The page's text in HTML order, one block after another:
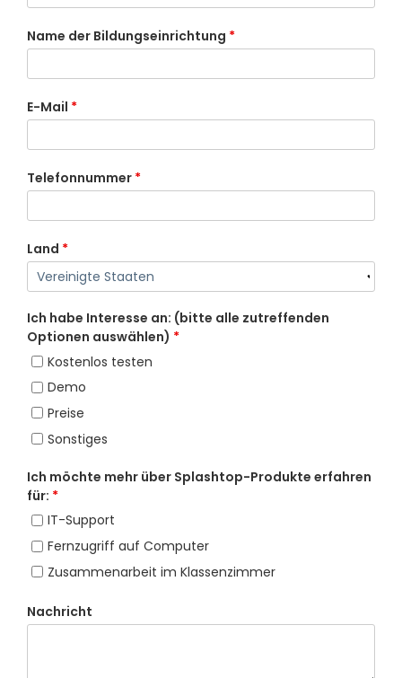
Name der Bildungseinrichtung *
E-Mail *
Telefonnummer *
Land *
Ich habe Interesse an: (bitte alle zutreffenden
Optionen auswählen) *
Kostenlos testen
Demo
Preise
Sonstiges
Ich möchte mehr über Splashtop-Produkte erfahren
für: *
IT-Support
Fernzugriff auf Computer
Zusammenarbeit im Klassenzimmer
Nachricht